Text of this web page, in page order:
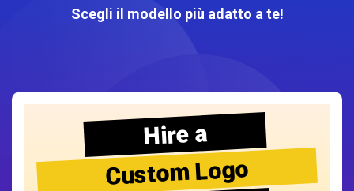
Scegli il modello più adatto a te!
Hire a
Custom Logo